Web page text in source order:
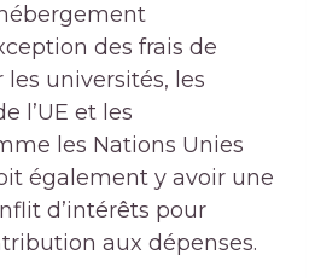
des frais de
universités, les
l’UE et les
les Nations Unies
également y avoir une
d’intérêts pour
aux dépenses.